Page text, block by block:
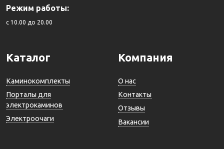
Режим работы:
c 10.00 до 20.00
Каталог
Каминокомплекты
Порталы для
электрокаминов
Электроочаги
Компания
О нас
Контакты
Отзывы
Вакансии